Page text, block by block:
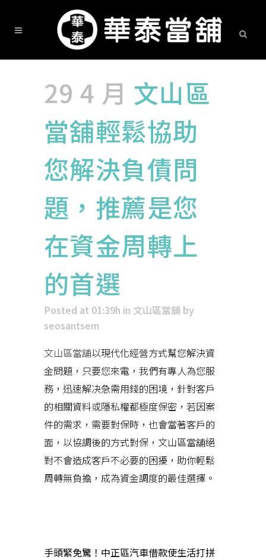
29 4 月 文山區
當舖輕鬆協助
您解決負債問
題，推薦是您
在資金周轉上
的首選
Posted at 01:39h in 文山區當舖 by
seosantsem
文山區當舖以現代化經營方式幫您解決資
金問題，只要您來電，我們有專人為您服
務，迅速解决急需用錢的困境，針對客戶
的相關資料或隱私權都極度保密，若因案
件的需求，需要對保時，也會當著客戶的
面，以協調後的方式對保，文山區當舖絕
對不會造成客戶不必要的困擾，助你輕鬆
周轉無負擔，成為資金調度的最佳選擇。
手頭緊免驚！中正區汽車借款使生活打拼